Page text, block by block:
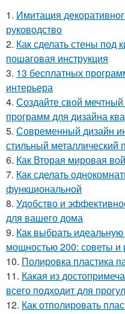
1. Имитация
руководство
2. Как сделать стены под
пошаговая инструкция
3. 13 бесплатных
интерьера
4. Создайте свой
программ для дизайна
5. Современный дизайн
стильный металлический
6. Как Вторая мировая
7. Как сделать
функциональной
8. Удобство и
для вашего дома
9. Как выбрать
мощностью 200: советы и
10. Полировка пластика
11. Какая из
всего подходит для
12. Как отполировать